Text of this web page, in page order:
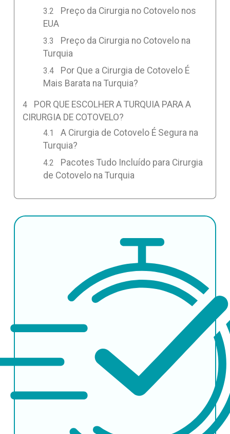
Preço da Cirurgia no Cotovelo nos
EUA
Preço da Cirurgia no Cotovelo na
Turquia
Por Que a Cirurgia de Cotovelo É
Mais Barata na Turquia?
POR QUE ESCOLHER A TURQUIA PARA A
CIRURGIA DE COTOVELO?
A Cirurgia de Cotovelo É Segura na
Turquia?
Pacotes Tudo Incluído para Cirurgia
de Cotovelo na Turquia